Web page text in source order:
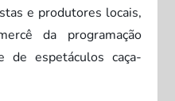
e produtores locais,
da programação
de espetáculos caça-